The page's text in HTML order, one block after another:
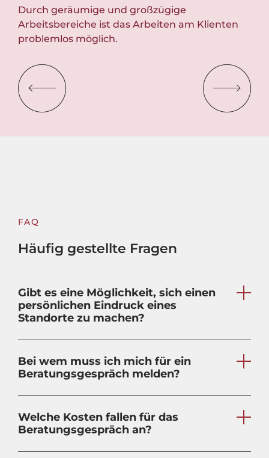
Durch geräumige und großzügige
Arbeitsbereiche ist das Arbeiten am Klienten
problemlos möglich.
FAQ
Häufig gestellte Fragen
Gibt es eine Möglichkeit, sich einen
persönlichen Eindruck eines
Standorte zu machen?
Bei wem muss ich mich für ein
Beratungsgespräch melden?
Welche Kosten fallen für das
Beratungsgespräch an?